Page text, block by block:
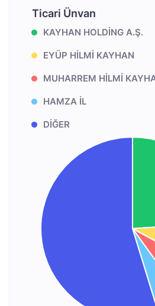
Ticari Ünvan
KAYHAN HOLDİNG A.Ş.
EYÜP HİLMİ KAYHAN
MUHARREM HİLMİ
HAMZA İL
DİĞER